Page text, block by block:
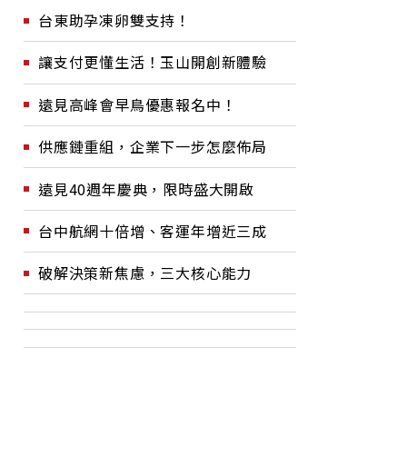
台東助孕凍卵雙支持！
讓支付更懂生活！玉山開創新體驗
遠見高峰會早鳥優惠報名中！
供應鏈重組，企業下一步怎麼佈局
遠見40週年慶典，限時盛大開啟
台中航網十倍增、客運年增近三成
破解決策新焦慮，三大核心能力